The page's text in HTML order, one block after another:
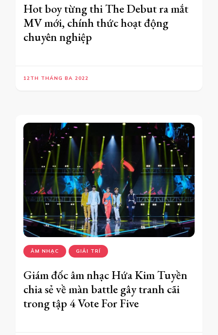
Hot boy từng thi The Debut ra mắt
MV mới, chính thức hoạt động
chuyên nghiệp
12TH THÁNG BA 2022
ÂM NHẠC GIẢI TRÍ
Giám đốc âm nhạc Hứa Kim Tuyền
chia sẻ về màn battle gây tranh cãi
trong tập 4 Vote For Five